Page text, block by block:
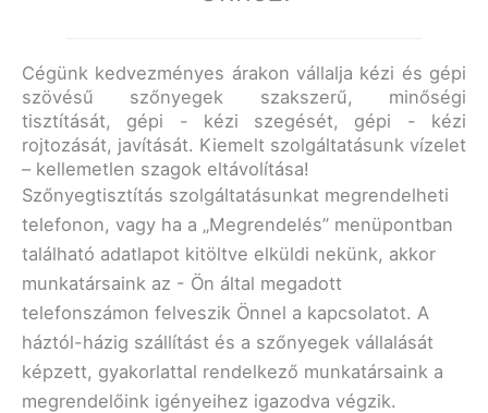
Cégünk kedvezményes árakon vállalja kézi és gépi
szövésű szőnyegek szakszerű, minőségi
tisztítását, gépi - kézi szegését, gépi - kézi
rojtozását, javítását. Kiemelt szolgáltatásunk vízelet
– kellemetlen szagok eltávolítása!
Szőnyegtisztítás szolgáltatásunkat megrendelheti
telefonon, vagy ha a „Megrendelés” menüpontban
található adatlapot kitöltve elküldi nekünk, akkor
munkatársaink az - Ön által megadott
telefonszámon felveszik Önnel a kapcsolatot. A
háztól-házig szállítást és a szőnyegek vállalását
képzett, gyakorlattal rendelkező munkatársaink a
megrendelőink igényeihez igazodva végzik.